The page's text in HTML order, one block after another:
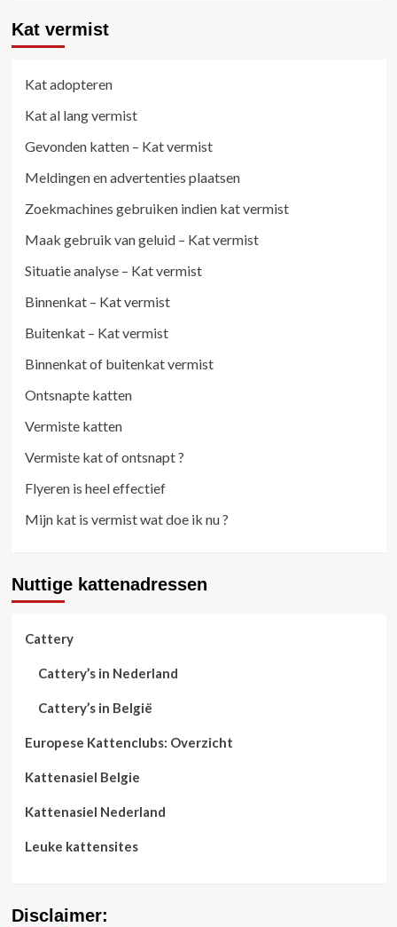
Kat vermist
Kat adopteren
Kat al lang vermist
Gevonden katten – Kat vermist
Meldingen en advertenties plaatsen
Zoekmachines gebruiken indien kat vermist
Maak gebruik van geluid – Kat vermist
Situatie analyse – Kat vermist
Binnenkat – Kat vermist
Buitenkat – Kat vermist
Binnenkat of buitenkat vermist
Ontsnapte katten
Vermiste katten
Vermiste kat of ontsnapt ?
Flyeren is heel effectief
Mijn kat is vermist wat doe ik nu ?
Nuttige kattenadressen
Cattery
Cattery’s in Nederland
Cattery’s in België
Europese Kattenclubs: Overzicht
Kattenasiel Belgie
Kattenasiel Nederland
Leuke kattensites
Disclaimer: